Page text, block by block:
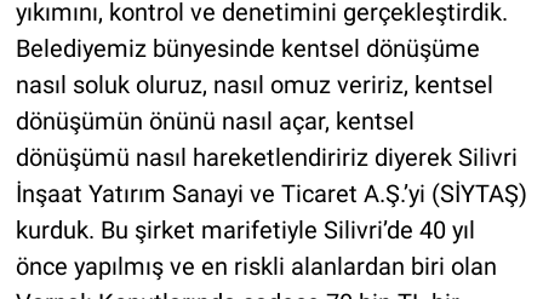
yıkımını, kontrol ve denetimini gerçekleştirdik.
Belediyemiz bünyesinde kentsel dönüşüme
nasıl soluk oluruz, nasıl omuz veririz, kentsel
dönüşümün önünü nasıl açar, kentsel
dönüşümü nasıl hareketlendiririz diyerek Silivri
İnşaat Yatırım Sanayi ve Ticaret A.Ş.’yi (SİYTAŞ)
kurduk. Bu şirket marifetiyle Silivri’de 40 yıl
önce yapılmış ve en riskli alanlardan biri olan